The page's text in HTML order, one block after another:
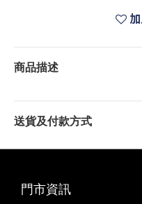
商品描述
送貨及付款方式
門市資訊